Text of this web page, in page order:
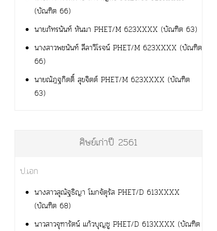
(บัณฑิต 66)
นายภัทรนันท์ หันมา PHET/M 623XXXX (บัณฑิต 63)
นางสาวพชนันท์ ลีลาวิโรจน์ PHET/M 623XXXX (บัณฑิต
66)
นายณัฎฐกิตติ์ สุขจิตต์ PHET/M 623XXXX (บัณฑิต
63)
ศิษย์เก่าปี 2561
ป.เอก
นางสาวสุณัฐธิญา โมกจัตุรัส PHET/D 613XXXX
(บัณฑิต 68)
นาวสาวจุฑารัตน์ แก้วบุญชู PHET/D 613XXXX (บัณฑิต